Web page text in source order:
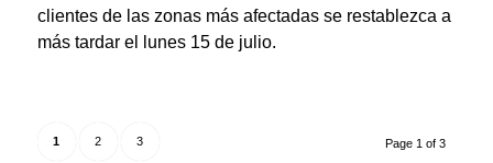
clientes de las zonas más afectadas se restablezca a
más tardar el lunes 15 de julio.
Page 1 of 3
1 2 3